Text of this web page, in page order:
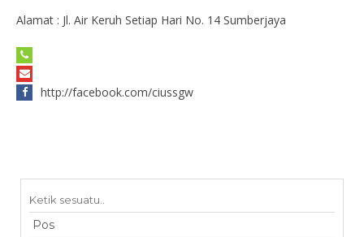
Alamat : Jl. Air Keruh Setiap Hari No. 14 Sumberjaya
http://facebook.com/ciussgw